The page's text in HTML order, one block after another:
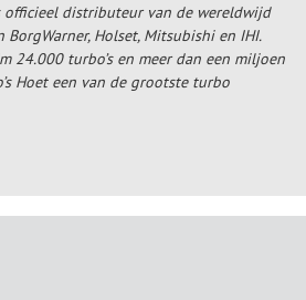
officieel distributeur van de wereldwijd
Holset, Mitsubishi en IHI.
24.000 turbo’s en meer dan een miljoen
Hoet een van de grootste turbo